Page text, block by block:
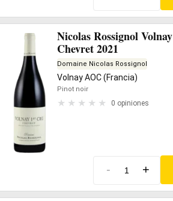
Nicolas Rossignol Volnay
Chevret 2021
Domaine Nicolas Rossignol
Volnay AOC (Francia)
Pinot noir
0 opiniones
- +